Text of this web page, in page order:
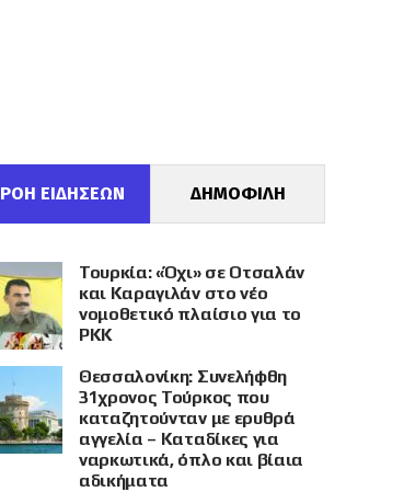
ΡΟΗ ΕΙΔΗΣΕΩΝ ΔΗΜΟΦΙΛΗ
Τουρκία: «Όχι» σε Οτσαλάν
και Καραγιλάν στο νέο
νομοθετικό πλαίσιο για το
PKK
Θεσσαλονίκη: Συνελήφθη
31χρονος Τούρκος που
καταζητούνταν με ερυθρά
αγγελία – Καταδίκες για
ναρκωτικά, όπλο και βίαια
αδικήματα